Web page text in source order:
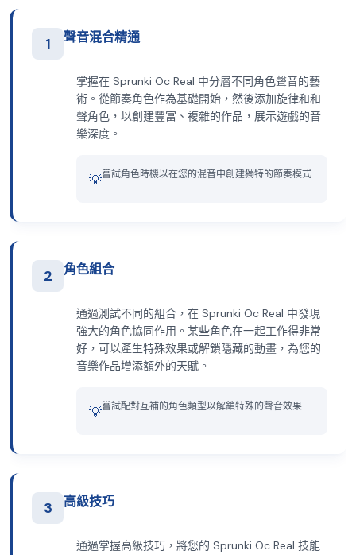
1 聲音混合精通
掌握在 Sprunki Oc Real 中分層不同角色聲音的藝
術。從節奏角色作為基礎開始，然後添加旋律和和
聲角色，以創建豐富、複雜的作品，展示遊戲的音
樂深度。
💡嘗試角色時機以在您的混音中創建獨特的節奏模式
2 角色組合
通過測試不同的組合，在 Sprunki Oc Real 中發現
強大的角色協同作用。某些角色在一起工作得非常
好，可以產生特殊效果或解鎖隱藏的動畫，為您的
音樂作品增添額外的天賦。
💡嘗試配對互補的角色類型以解鎖特殊的聲音效果
3 高級技巧
通過掌握高級技巧，將您的 Sprunki Oc Real 技能